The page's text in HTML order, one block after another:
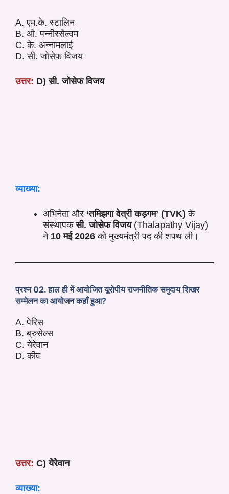
A. एम.के. स्टालिन
B. ओ. पन्नीरसेल्वम
C. के. अन्नामलाई
D. सी. जोसेफ विजय
उत्तर: D) सी. जोसेफ विजय
व्याख्या:
अभिनेता और ‘तमिझगा वेत्री कड़गम’ (TVK) के
संस्थापकसी. जोसेफ विजय(Thalapathy Vijay)
ने 10 मई 2026 को मुख्यमंत्री पद की शपथ ली।
प्रश्न 02. हाल ही में आयोजित यूरोपीय राजनीतिक समुदाय शिखर
सम्मेलन का आयोजन कहाँ हुआ?
A. पेरिस
B. ब्रुसेल्स
C. येरेवान
D. कीव
उत्तर: C) येरेवान
व्याख्या: